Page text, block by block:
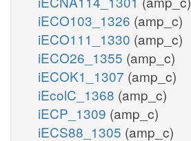
iECO103_1326 (amp_c)
iECO111_1330 (amp_c)
iECO26_1355 (amp_c)
iECOK1_1307 (amp_c)
iEcolC_1368 (amp_c)
iECP_1309 (amp_c)
iECS88_1305 (amp_c)